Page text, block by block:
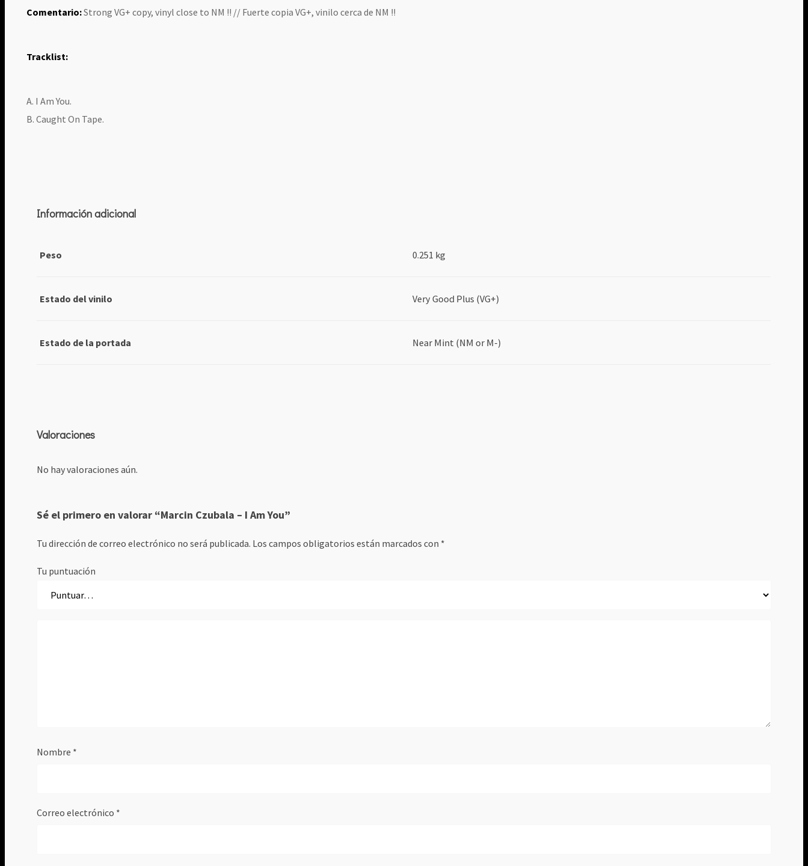
Comentario:Strong VG+ copy, vinyl close to NM !! // Fuerte copia VG+, vinilo cerca de NM !!
Tracklist:
A. I Am You.
B. Caught On Tape.
Información adicional
Peso 0.251 kg
Estado del vinilo Very Good Plus (VG+)
Estado de la portada Near Mint (NM or M-)
Valoraciones
No hay valoraciones aún.
Sé el primero en valorar “Marcin Czubala ‎– I Am You”
Tu dirección de correo electrónico no será publicada. Los campos obligatorios están marcados con *
Tu puntuación
Nombre *
Correo electrónico *